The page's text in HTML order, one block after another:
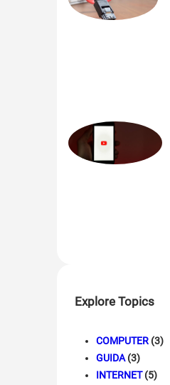
Explore Topics
COMPUTER (3)
GUIDA(3)
INTERNET(5)